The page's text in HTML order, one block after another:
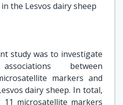
the Lesvos dairy sheep
study was to investigate
between
markers and
dairy sheep. In total,
11 microsatellite markers